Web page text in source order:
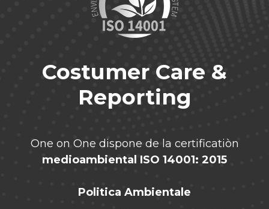
Costumer Care &
Reporting
One on One dispone de la certificatiòn
medioambiental ISO 14001: 2015
Politica Ambientale